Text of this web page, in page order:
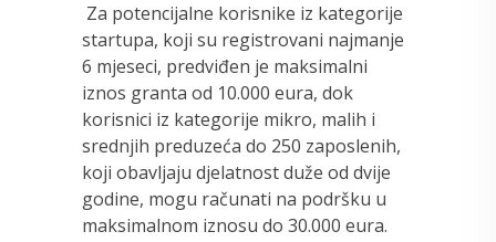
Za potencijalne korisnike iz kategorije
startupa, koji su registrovani najmanje
6 mjeseci, predviđen je maksimalni
iznos granta od 10.000 eura, dok
korisnici iz kategorije mikro, malih i
srednjih preduzeća do 250 zaposlenih,
koji obavljaju djelatnost duže od dvije
godine, mogu računati na podršku u
maksimalnom iznosu do 30.000 eura.